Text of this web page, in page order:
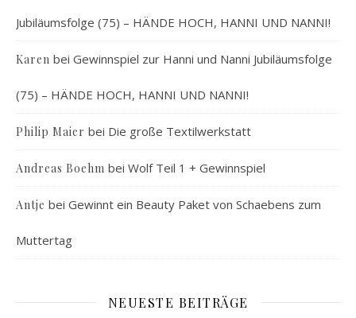
Jubiläumsfolge (75) – HÄNDE HOCH, HANNI UND NANNI!
Karen bei Gewinnspiel zur Hanni und Nanni Jubiläumsfolge
(75) – HÄNDE HOCH, HANNI UND NANNI!
Philip Maier bei Die große Textilwerkstatt
Andreas Boehm bei Wolf Teil 1 + Gewinnspiel
Antje bei Gewinnt ein Beauty Paket von Schaebens zum
Muttertag
NEUESTE BEITRÄGE